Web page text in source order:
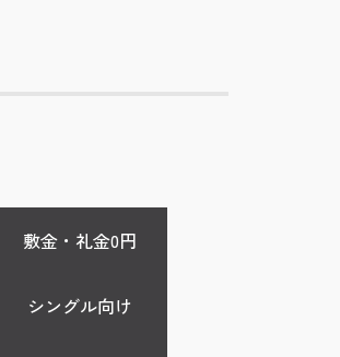
敷金・礼金0円
シングル向け